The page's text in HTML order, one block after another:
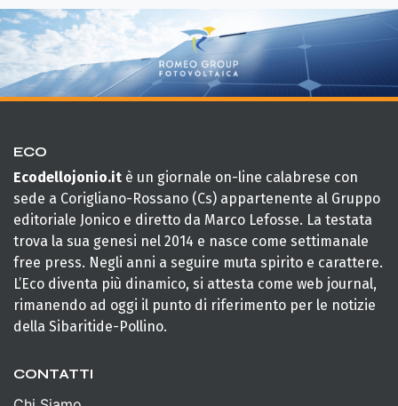
ECO
Ecodellojonio.it è un giornale on-line calabrese con
sede a Corigliano-Rossano (Cs) appartenente al Gruppo
editoriale Jonico e diretto da Marco Lefosse. La testata
trova la sua genesi nel 2014 e nasce come settimanale
free press. Negli anni a seguire muta spirito e carattere.
L’Eco diventa più dinamico, si attesta come web journal,
rimanendo ad oggi il punto di riferimento per le notizie
della Sibaritide-Pollino.
CONTATTI